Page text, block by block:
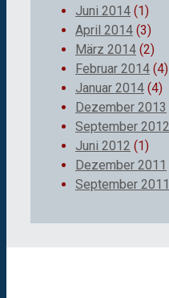
Juni 2014 (1)
April 2014 (3)
März 2014 (2)
Februar 2014 (4)
Januar 2014 (4)
Dezember 2013
September 2012
Juni 2012 (1)
Dezember 2011
September 2011